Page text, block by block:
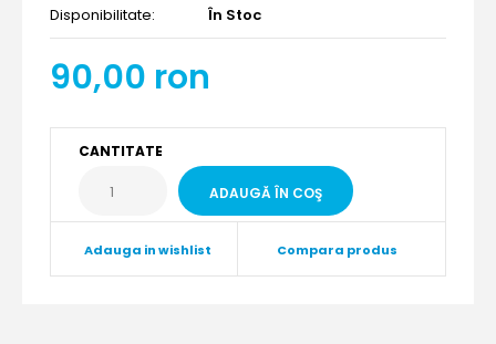
Disponibilitate:
În Stoc
90,00 ron
CANTITATE
Adauga in wishlist Compara produs